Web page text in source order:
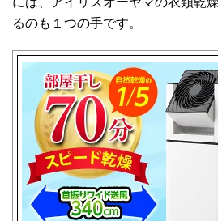
るのも１つの手です。